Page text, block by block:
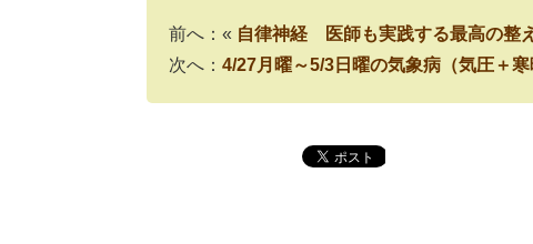
前へ：« 自律神経 医師も実践する最高の整
次へ： 4/27月曜～5/3日曜の気象病（気圧＋